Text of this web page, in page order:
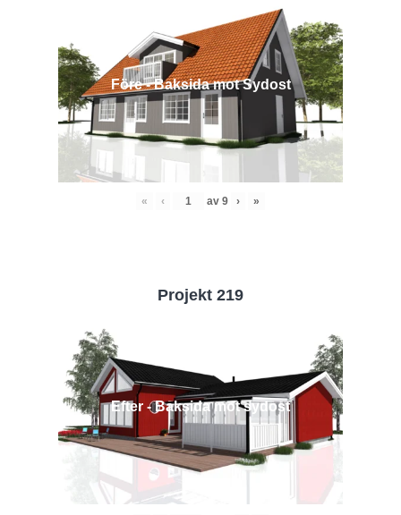
Före - Baksida mot Sydost
« ‹ av 9 › »
Projekt 219
Efter - Baksida mot sydost